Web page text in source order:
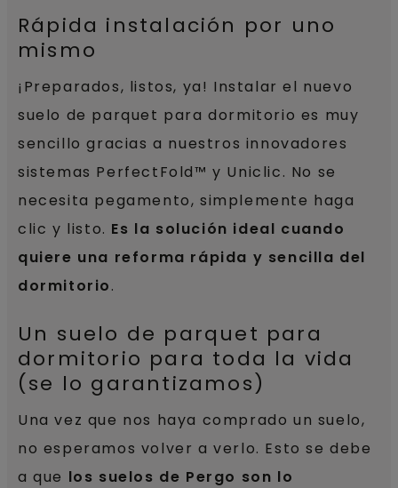
Rápida instalación por uno
mismo
¡Preparados, listos, ya! Instalar el nuevo
suelo de parquet para dormitorio es muy
sencillo gracias a nuestros innovadores
sistemas PerfectFold™ y Uniclic. No se
necesita pegamento, simplemente haga
clic y listo. Es la solución ideal cuando
quiere una reforma rápida y sencilla del
dormitorio.
Un suelo de parquet para
dormitorio para toda la vida
(se lo garantizamos)
Una vez que nos haya comprado un suelo,
no esperamos volver a verlo. Esto se debe
a que los suelos de Pergo son lo